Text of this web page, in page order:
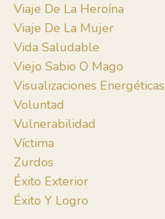
Viaje De La Heroína
Viaje De La Mujer
Vida Saludable
Viejo Sabio O Mago
Visualizaciones Energéticas
Voluntad
Vulnerabilidad
Víctima
Zurdos
Éxito Exterior
Éxito Y Logro